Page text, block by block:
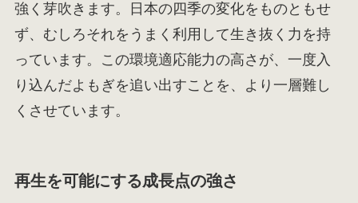
強く芽吹きます。日本の四季の変化をものともせ
ず、むしろそれをうまく利用して生き抜く力を持
っています。この環境適応能力の高さが、一度入
り込んだよもぎを追い出すことを、より一層難し
くさせています。
再生を可能にする成長点の強さ